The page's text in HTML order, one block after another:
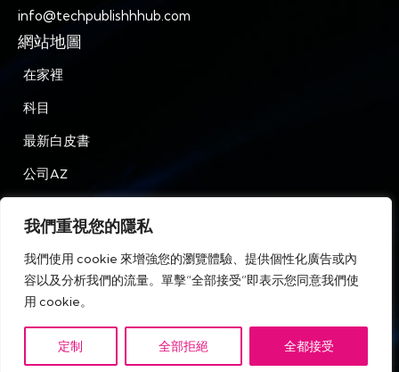
我們重視您的隱私
我們使用 cookie 來增強您的瀏覽體驗、提供個性化廣告或內
容以及分析我們的流量。單擊“全部接受”即表示您同意我們使
用 cookie。
定制 全部拒絕 全都接受
info@techpublishhhub.com
網站地圖
在家裡
科目
最新白皮書
公司AZ
條款和條件
IT Tech Publish Hub © 版權所有。